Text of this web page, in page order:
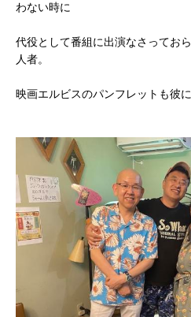
わない時に
代役として番組に出演なさってお
人者。
映画エルビスのパンフレットも彼